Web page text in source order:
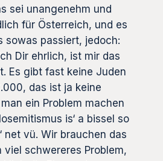
sei unangenehm und
für Österreich, und es
sowas passiert, jedoch:
Dir ehrlich, ist mir das
Es gibt fast keine Juden
das ist ja keine
ein Problem machen
is‘ a bissel so
net vü. Wir brauchen das
viel schwereres Problem,